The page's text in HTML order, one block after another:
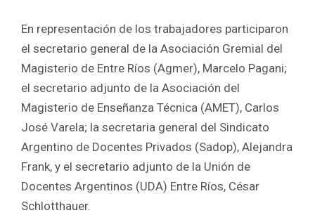
En representación de los trabajadores participaron
el secretario general de la Asociación Gremial del
Magisterio de Entre Ríos (Agmer), Marcelo Pagani;
el secretario adjunto de la Asociación del
Magisterio de Enseñanza Técnica (AMET), Carlos
José Varela; la secretaria general del Sindicato
Argentino de Docentes Privados (Sadop), Alejandra
Frank, y el secretario adjunto de la Unión de
Docentes Argentinos (UDA) Entre Ríos, César
Schlotthauer.